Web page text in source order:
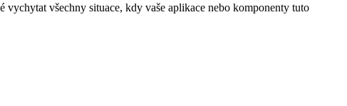
všechny situace, kdy vaše aplikace nebo komponenty tuto